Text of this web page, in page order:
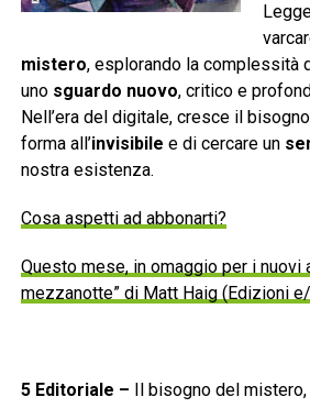
mistero, esplorando la complessità
uno sguardo nuovo, critico e
Nell’era del digitale, cresce il
forma all’invisibile e di cercare un
nostra esistenza.
Cosa aspetti ad abbonarti?
Questo mese, in omaggio per i nuovi
mezzanotte” di Matt Haig (Edizioni
5 Editoriale – Il bisogno del mistero,